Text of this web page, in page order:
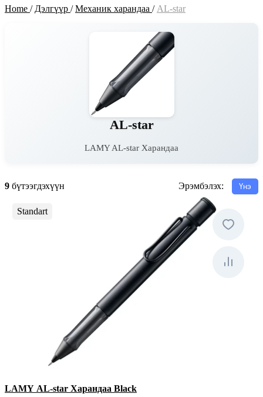
Home / Дэлгүүр / Механик харандаа / AL-star
AL-star
LAMY AL-star Харандаа
9 бүтээгдэхүүн Эрэмбэлэх: Үнэ
Standart
LAMY AL-star Харандаа Black